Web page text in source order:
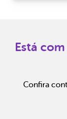
Está
Confira